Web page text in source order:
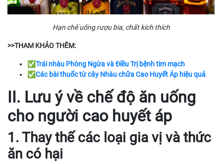
Hạn chế uống rượu bia, chất kích thích
>>THAM KHẢO THÊM:
✅Trái nhàu Phòng Ngừa và Điều Trị bệnh tim mạch
✅Các bài thuốc từ cây Nhàu chữa Cao Huyết Áp hiệu quả
II. Lưu ý về chế độ ăn uống
cho người cao huyết áp
1. Thay thế các loại gia vị và thức
ăn có hại